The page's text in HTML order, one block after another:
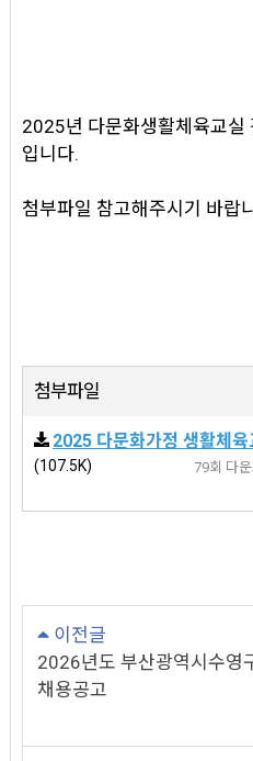
2025년 다문화생활체육교실
입니다.
첨부파일 참고해주시기 바랍
첨부파일
2025 다문화가정 생활체
(107.5K) 79회 다
이전글
2026년도 부산광역시수영
채용공고